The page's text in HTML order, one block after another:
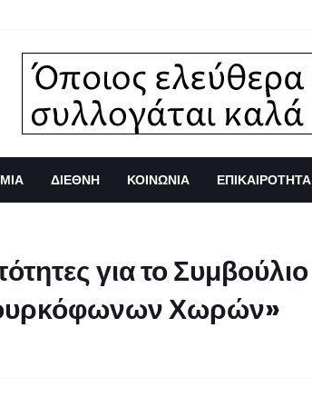
ΔΙΕΘΝΗ ΚΟΙΝΩΝΙΑ ΕΠΙΚΑΙΡΟΤΗΤΑ
για το Συμβούλιο
Χωρών»